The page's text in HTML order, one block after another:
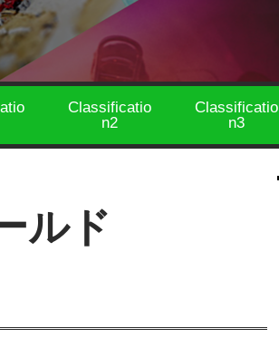
Classificatio
n2
Classificatio
n3
ルド